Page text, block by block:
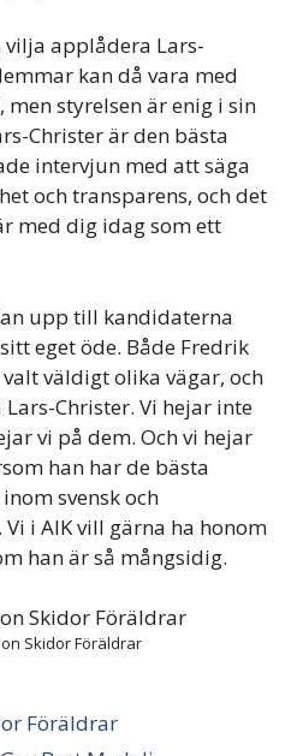
vilja applådera Lars-
kan då vara med
styrelsen är enig i sin
Christer är den bästa
intervjun med att säga
och transparens, och det
med dig idag som ett
upp till kandidaterna
eget öde. Både Fredrik
väldigt olika vägar, och
Christer. Vi hejar inte
vi på dem. Och vi hejar
han har de bästa
svensk och
i AIK vill gärna ha honom
han är så mångsidig.
Skidor Föräldrar
Föräldrar